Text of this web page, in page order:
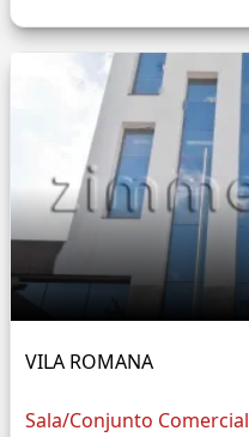
VILA ROMANA
Sala/Conjunto Comercial